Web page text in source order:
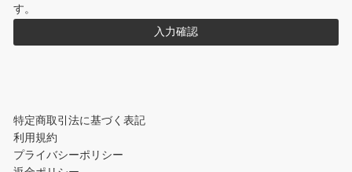
す。
特定商取引法に基づく表記
利用規約
プライバシーポリシー